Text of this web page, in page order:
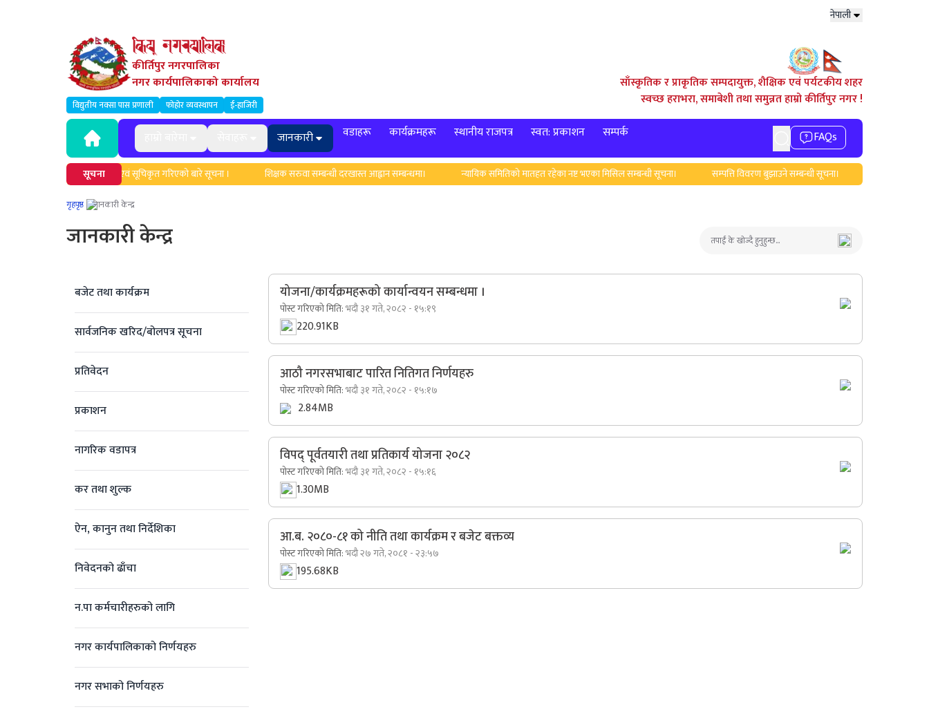
नेपाली
कीर्तिपुर नगरपालिका
नगर कार्यपालिकाको कार्यालय
विद्युतीय नक्सा पास प्रणाली फोहोर व्यवस्थापन ई-हाजिरी
साँस्कृतिक र प्राकृतिक सम्पदायुक्त, शैक्षिक एवं पर्यटकीय शहर
स्वच्छ हराभरा, समाबेशी तथा समुन्नत हाम्रो कीर्तिपुर नगर !
जानकारी वडाहरू कार्यक्रमहरू स्थानीय राजपत्र स्वत: प्रकाशन सम्पर्क FAQs
सूचना
नामावली अद्यावधिक एवं सूचिकृत गरिएको बारे सूचना । शिक्षक सरुवा सम्बन्धी दरखास्त आह्वान सम्बन्धमा। न्यायिक समितिको मातहत रहेका नष्ट भएका मिसिल सम्बन्धी सूचना। सम्पत्ति विवरण बुझाउने सम्बन्धी सूचना।
गृहपृष्ठ जानकारी केन्द्र
जानकारी केन्द्र
बजेट तथा कार्यक्रम
सार्वजनिक खरिद/बोलपत्र सूचना
प्रतिवेदन
प्रकाशन
नागरिक वडापत्र
कर तथा शुल्क
ऐन, कानुन तथा निर्देशिका
निवेदनको ढाँचा
न.पा कर्मचारीहरुको लागि
नगर कार्यपालिकाको निर्णयहरु
नगर सभाको निर्णयहरु
योजना/कार्यक्रमहरूको कार्यान्वयन सम्बन्धमा ।
पोस्ट गरिएको मिति:भदौ ३१ गते, २०८२ - १५:१९
220.91KB
आठौ नगरसभाबाट पारित नितिगत निर्णयहरु
पोस्ट गरिएको मिति:भदौ ३१ गते, २०८२ - १५:१७
2.84MB
विपद् पूर्वतयारी तथा प्रतिकार्य योजना २०८२
पोस्ट गरिएको मिति:भदौ ३१ गते, २०८२ - १५:१६
1.30MB
आ.ब. २०८०-८१ को नीति तथा कार्यक्रम र बजेट बक्तव्य
पोस्ट गरिएको मिति:भदौ २७ गते, २०८१ - २३:५७
195.68KB